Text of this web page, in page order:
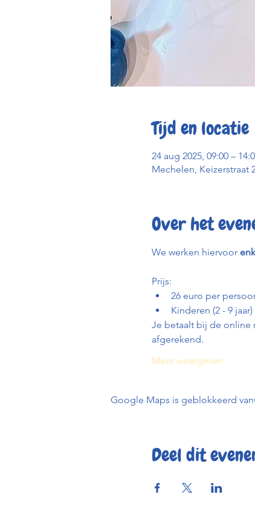
Tijd en locatie
24 aug 2025, 09:00 –
Mechelen, Keizerstraat
Over het
We werken hiervoor
Prijs:
26 euro per
Kinderen (2 - 9
Je betaalt bij de online
afgerekend.
Meer weergeven
Google Maps is geblokkeerd
Deel dit